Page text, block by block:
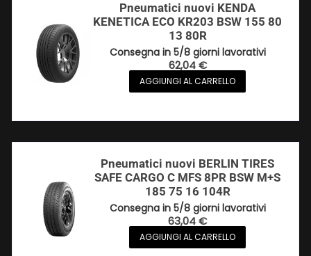
Pneumatici nuovi KENDA
KENETICA ECO KR203 BSW 155 80
13 80R
Consegna in 5/8 giorni lavorativi
62,04€
AGGIUNGI AL CARRELLO
Pneumatici nuovi BERLIN TIRES
SAFE CARGO C MFS 8PR BSW M+S
185 75 16 104R
Consegna in 5/8 giorni lavorativi
63,04€
AGGIUNGI AL CARRELLO